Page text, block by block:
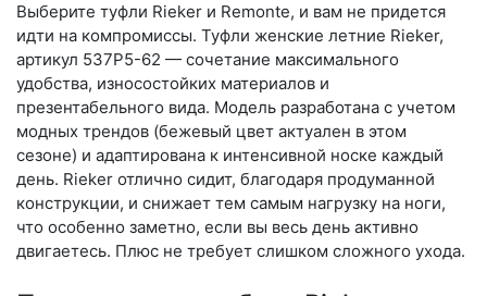
Выберите туф­ли Rieker и Remonte, и вам не придется
идти на компромиссы. Туфли женские летние Rieker,
артикул 537P5-62 — сочетание максимального
удобства, износостойких материалов и
презентабельного вида. Модель разработана с учетом
модных трендов (бе­жевый цвет актуален в этом
сезоне) и адаптирована к интенсивной носке каждый
день. Ri­eker отлично сидит, благодаря продуманной
конструкции, и снижает тем самым нагрузку на ноги,
что особенно заметно, если вы весь день активно
двигаетесь. Плюс не требует слишком сложного ухода.